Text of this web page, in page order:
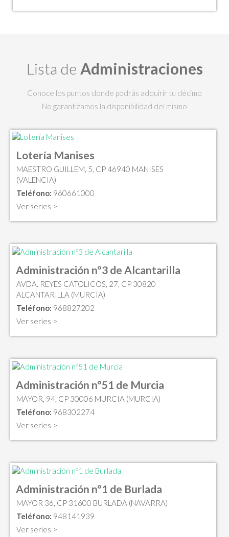
Lista de Administraciones
Conoce los puntos donde podrás adquirir tu décimo
No garantizamos la disponibilidad del mismo
Lotería Manises
MAESTRO GUILLEM, 5, CP 46940 MANISES
(VALENCIA)
Teléfono: 960661000
Ver series >
Administración nº3 de Alcantarilla
AVDA. REYES CATOLICOS, 27, CP 30820
ALCANTARILLA (MURCIA)
Teléfono: 968827202
Ver series >
Administración nº51 de Murcia
MAYOR, 94, CP 30006 MURCIA (MURCIA)
Teléfono: 968302274
Ver series >
Administración nº1 de Burlada
MAYOR 36, CP 31600 BURLADA (NAVARRA)
Teléfono: 948141939
Ver series >